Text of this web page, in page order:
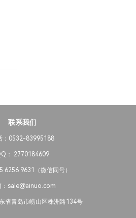
联系我们
：0532-83995188
： 2770184609
6256 9631（微信同号）
：sale@ainuo.com
省青岛市崂山区株洲路134号